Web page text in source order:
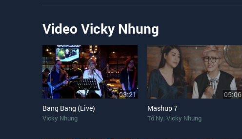
Video Vicky Nhung
03:21
Bang Bang (Live)
Vicky Nhung
05:06
Mashup 7
Tố Ny, Vicky Nhung